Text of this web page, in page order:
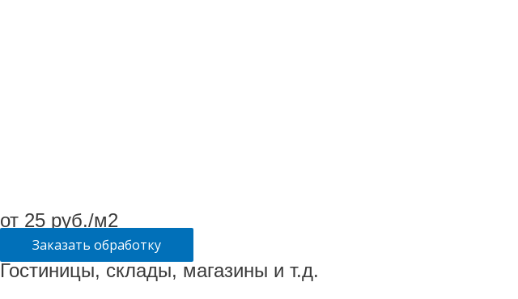
от 25 руб./м2
Заказать обработку
Гостиницы, склады, магазины и т.д.